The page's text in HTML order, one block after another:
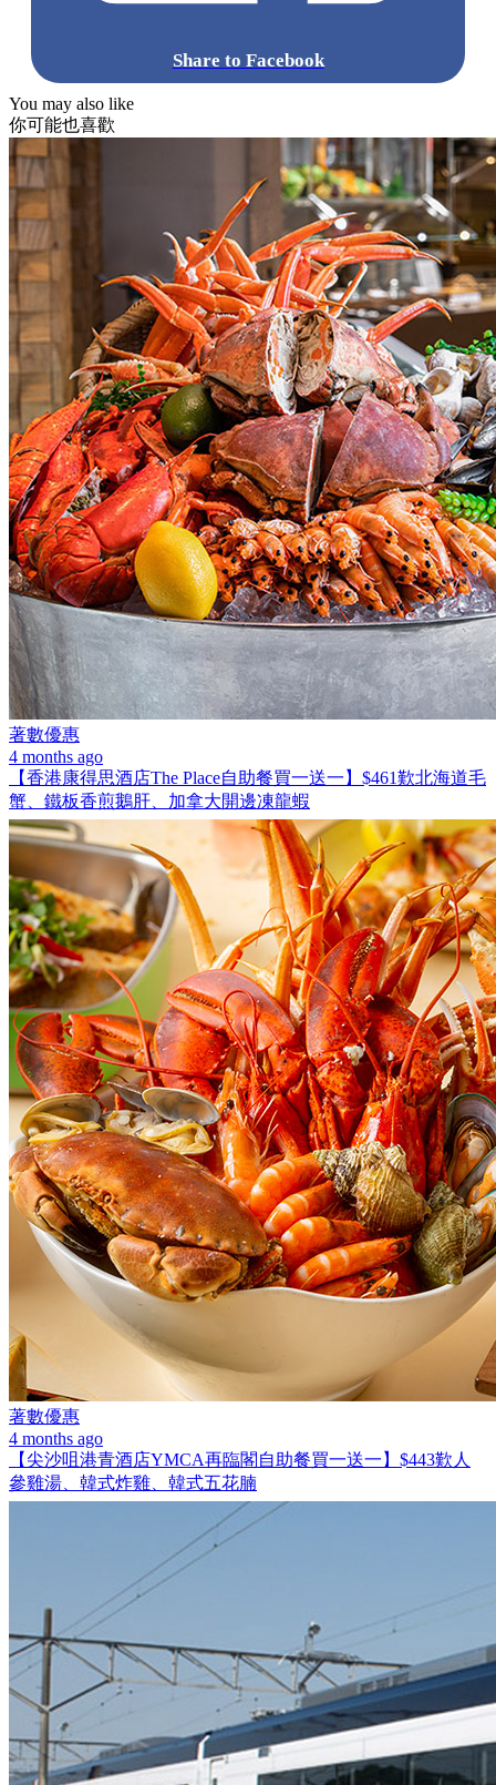
Share to Facebook
You may also like
你可能也喜歡
著數優惠
4 months ago
【香港康得思酒店The Place自助餐買一送一】$461歎北海道毛
蟹、鐵板香煎鵝肝、加拿大開邊凍龍蝦
著數優惠
4 months ago
【尖沙咀港青酒店YMCA再臨閣自助餐買一送一】$443歎人
參雞湯、韓式炸雞、韓式五花腩